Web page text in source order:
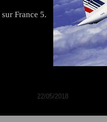
France 5.
22/05/2018